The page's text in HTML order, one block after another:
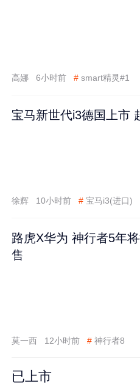
高娜 6小时前 # smart精灵#1
宝马新世代i3德国上市
徐辉 10小时前 # 宝马i3(进口)
路虎X华为 神行者5年
售
莫一西 12小时前 # 神行者8
已上市